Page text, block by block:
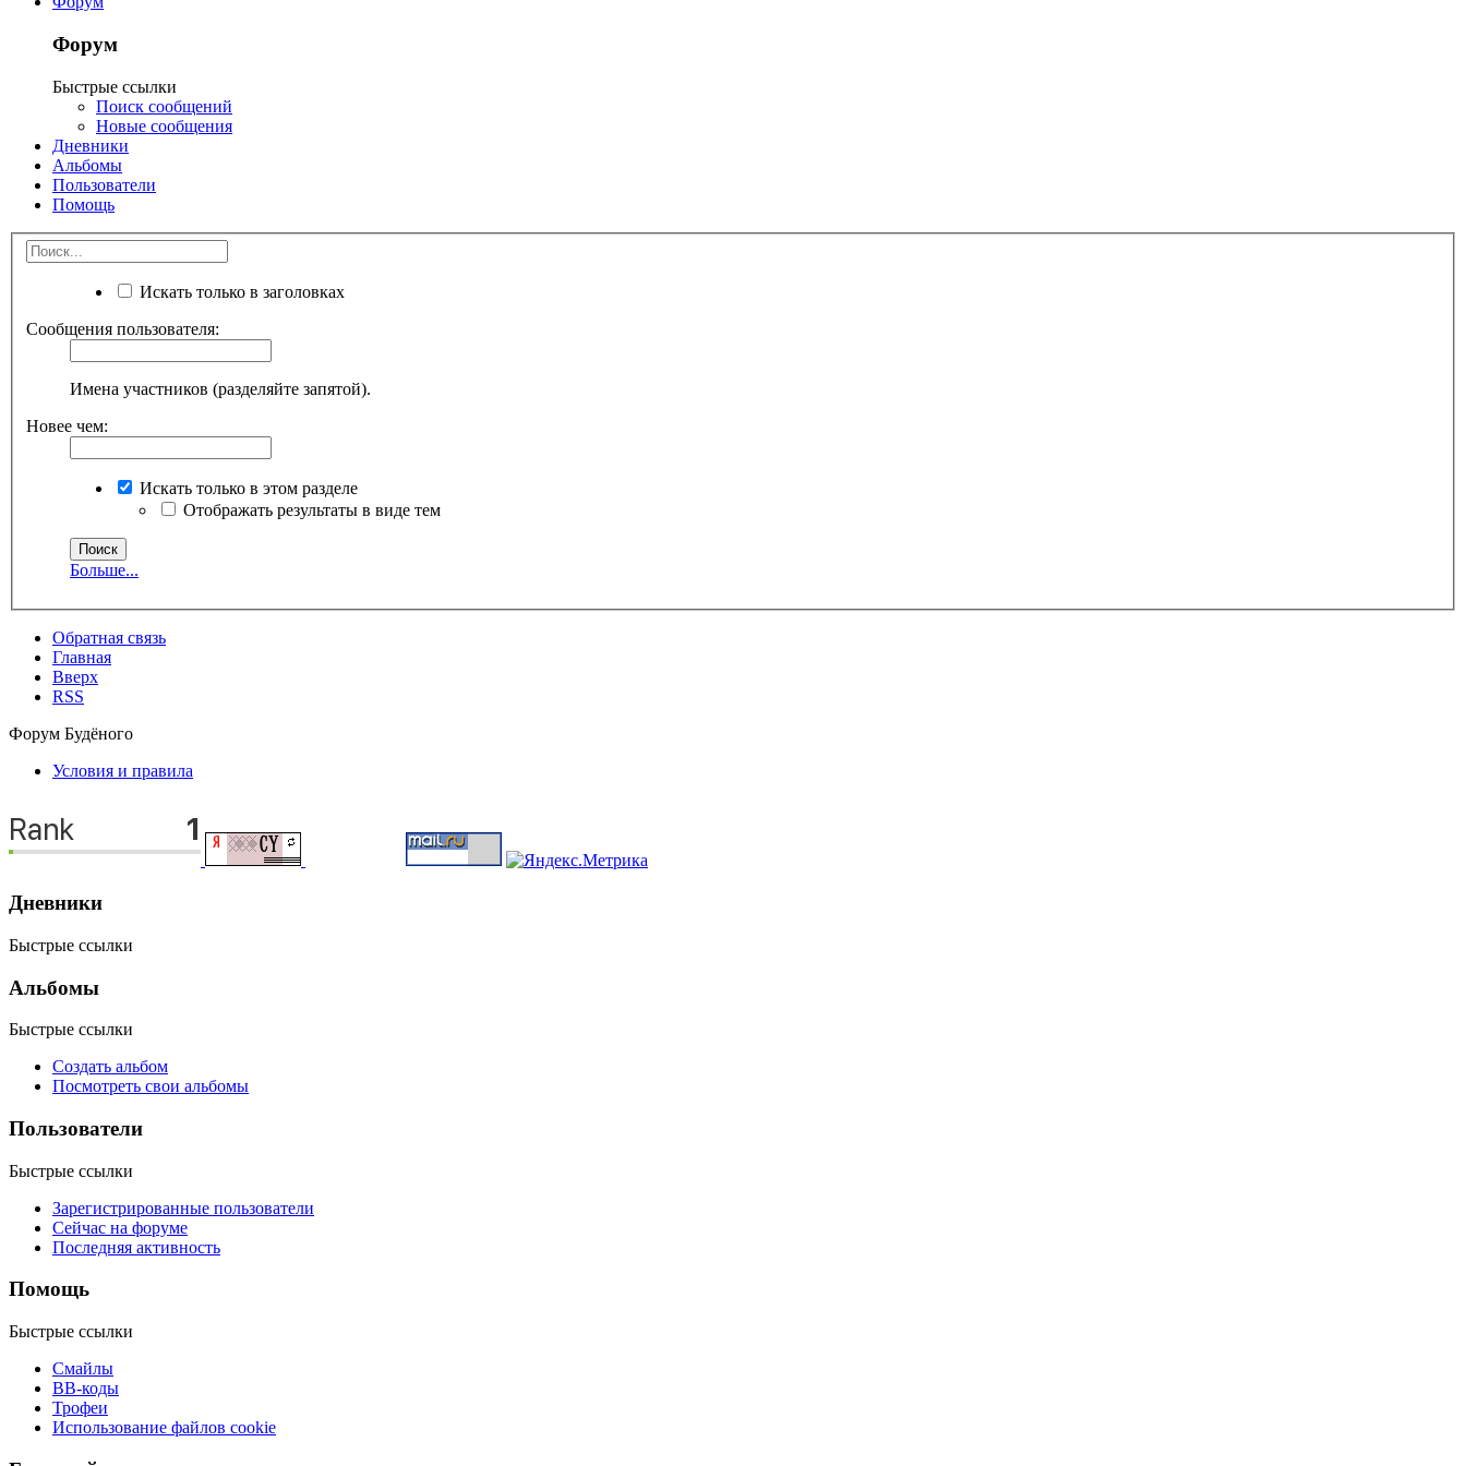
Форум
Быстрые ссылки
Поиск сообщений
Новые сообщения
Дневники
Альбомы
Пользователи
Помощь
Искать только в заголовках
Сообщения пользователя:
Имена участников (разделяйте запятой).
Новее чем:
Искать только в этом разделе
Отображать результаты в виде тем
Больше...
Обратная связь
Главная
Вверх
RSS
Форум Будёного
Условия и правила
Дневники
Быстрые ссылки
Альбомы
Быстрые ссылки
Создать альбом
Посмотреть свои альбомы
Пользователи
Быстрые ссылки
Зарегистрированные пользователи
Сейчас на форуме
Последняя активность
Помощь
Быстрые ссылки
Смайлы
BB-коды
Трофеи
Использование файлов cookie